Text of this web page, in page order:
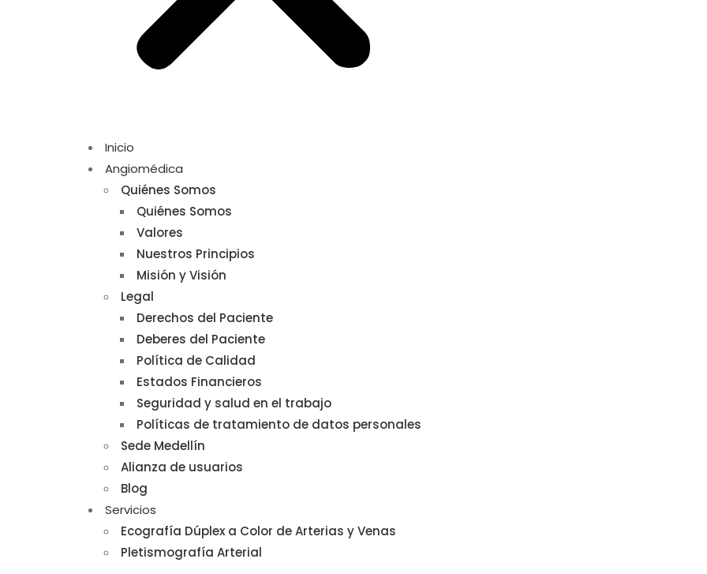
Inicio
Angiomédica
Quiénes Somos
Quiénes Somos
Valores
Nuestros Principios
Misión y Visión
Legal
Derechos del Paciente
Deberes del Paciente
Política de Calidad
Estados Financieros
Seguridad y salud en el trabajo
Políticas de tratamiento de datos personales
Sede Medellín
Alianza de usuarios
Blog
Servicios
Ecografía Dúplex a Color de Arterias y Venas
Pletismografía Arterial